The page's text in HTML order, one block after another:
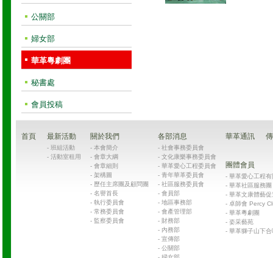
公關部
婦女部
華革粵劇團
秘書處
會員投稿
首頁 最新活動
- 班組活動
- 活動室租用
關於我們
- 本會簡介
- 會章大綱
- 會章細則
- 架構圖
- 歷任主席團及顧問團
- 名譽首長
- 執行委員會
- 常務委員會
- 監察委員會
各部消息
- 社會事務委員會
- 文化康樂事務委員會
- 華革愛心工程委員會
- 青年華革委員會
- 社區服務委員會
- 會員部
- 地區事務部
- 會產管理部
- 財務部
- 內務部
- 宣傳部
- 公關部
華革通訊
團體會員
- 華革愛心工程
- 華革社區服務
- 華革文康體藝促
- 卓師會 Percy
- 華革粵劇團
- 姿采藝苑
- 華革獅子山下